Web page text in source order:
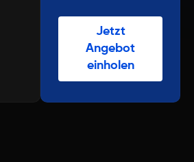
Jetzt
Angebot
einholen